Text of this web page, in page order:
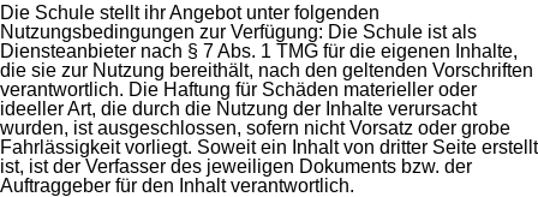
Die Schule stellt ihr Angebot unter folgenden
Nutzungsbedingungen zur Verfügung: Die Schule ist als
Diensteanbieter nach § 7 Abs. 1 TMG für die eigenen Inhalte,
die sie zur Nutzung bereithält, nach den geltenden Vorschriften
verantwortlich. Die Haftung für Schäden materieller oder
ideeller Art, die durch die Nutzung der Inhalte verursacht
wurden, ist ausgeschlossen, sofern nicht Vorsatz oder grobe
Fahrlässigkeit vorliegt. Soweit ein Inhalt von dritter Seite erstellt
ist, ist der Verfasser des jeweiligen Dokuments bzw. der
Auftraggeber für den Inhalt verantwortlich.